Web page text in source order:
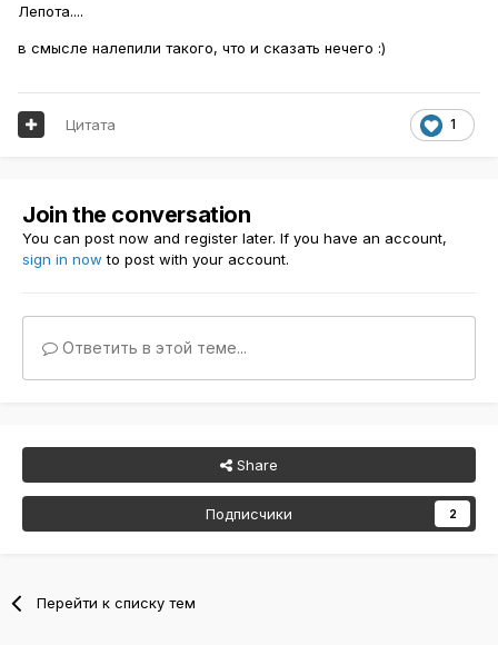
Лепота....
в смысле налепили такого, что и сказать нечего :)
1
Цитата
Join the conversation
You can post now and register later. If you have an account,
sign in now to post with your account.
Ответить в этой теме...
Share
Подписчики 2
Перейти к списку тем